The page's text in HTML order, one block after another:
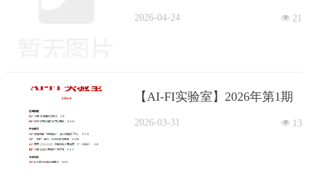
来：AI智能体重塑金融行业넶 21
2026-04-24
【AI-FI实验室】2026年第1期
넶 13
2026-03-31